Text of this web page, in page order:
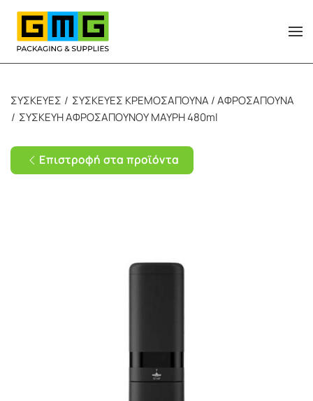
Skip to main content
ΣΥΣΚΕΥΕΣ
ΣΥΣΚΕΥΕΣ ΚΡΕΜΟΣΑΠΟΥΝΑ / ΑΦΡΟΣΑΠΟΥΝΑ
ΣΥΣΚΕΥΗ ΑΦΡΟΣΑΠΟΥΝΟΥ ΜΑΥΡΗ 480ml
Επιστροφή στα προϊόντα